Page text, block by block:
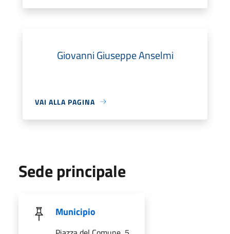
Giovanni Giuseppe Anselmi
VAI ALLA PAGINA
Sede principale
Municipio